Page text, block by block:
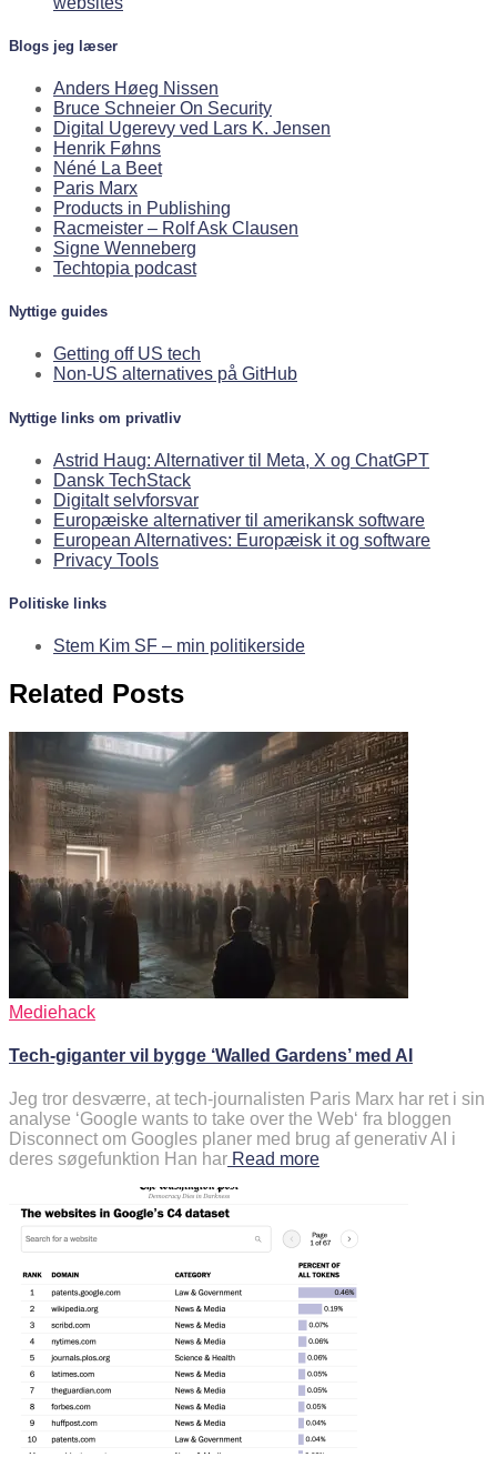
Blogs jeg læser
Anders Høeg Nissen
Bruce Schneier On Security
Digital Ugerevy ved Lars K. Jensen
Henrik Føhns
Néné La Beet
Paris Marx
Products in Publishing
Racmeister – Rolf Ask Clausen
Signe Wenneberg
Techtopia podcast
Nyttige guides
Getting off US tech
Non-US alternatives på GitHub
Nyttige links om privatliv
Astrid Haug: Alternativer til Meta, X og ChatGPT
Dansk TechStack
Digitalt selvforsvar
Europæiske alternativer til amerikansk software
European Alternatives: Europæisk it og software
Privacy Tools
Politiske links
Stem Kim SF – min politikerside
Related Posts
Mediehack
Tech-giganter vil bygge ‘Walled Gardens’ med AI
Jeg tror desværre, at tech-journalisten Paris Marx har ret i sin
analyse ‘Google wants to take over the Web‘ fra bloggen
Disconnect om Googles planer med brug af generativ AI i
deres søgefunktion Han har Read more